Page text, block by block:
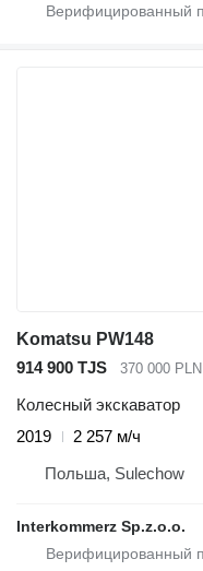
Komatsu PW148
914 900 TJS
370 000 PLN
Колесный экскаватор
2019
2 257 м/ч
Польша, Sulechow
Interkommerz Sp.z.o.o.